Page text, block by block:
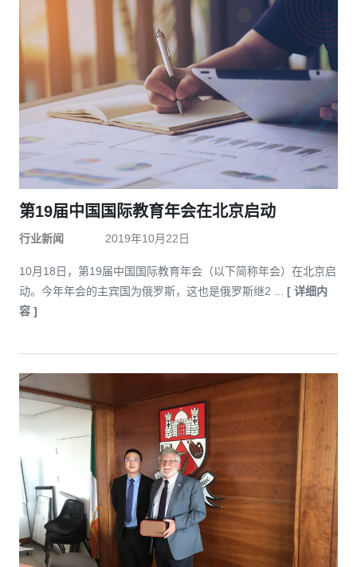
第19届中国国际教育年会在北京启动
行业新闻 2019年10月22日
10月18日，第19届中国国际教育年会（以下简称年会）在北京启
动。今年年会的主宾国为俄罗斯，这也是俄罗斯继2 ... [ 详细内
容 ]